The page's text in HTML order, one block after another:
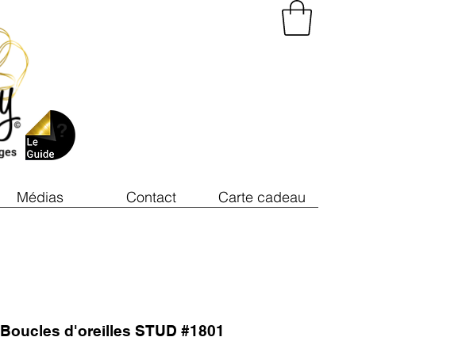
Médias Contact Carte cadeau
Boucles d'oreilles STUD #1801